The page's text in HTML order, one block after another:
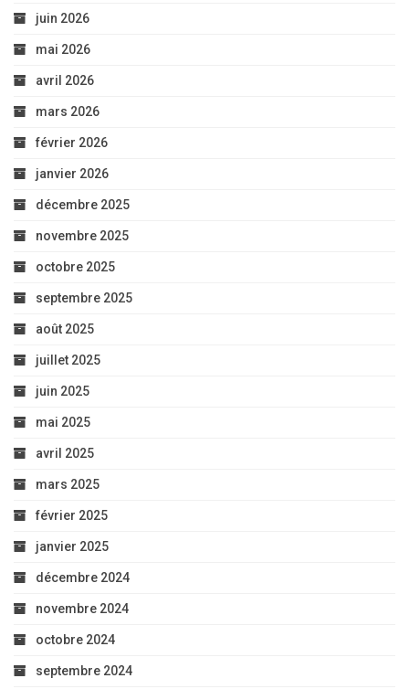
juin 2026
mai 2026
avril 2026
mars 2026
février 2026
janvier 2026
décembre 2025
novembre 2025
octobre 2025
septembre 2025
août 2025
juillet 2025
juin 2025
mai 2025
avril 2025
mars 2025
février 2025
janvier 2025
décembre 2024
novembre 2024
octobre 2024
septembre 2024